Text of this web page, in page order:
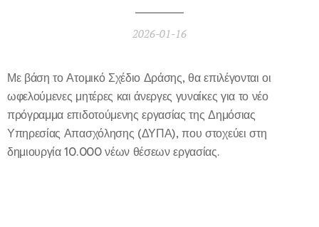
2026-01-16
Με βάση το Ατομικό Σχέδιο Δράσης, θα επιλέγονται οι
ωφελούμενες μητέρες και άνεργες γυναίκες για το νέο
πρόγραμμα επιδοτούμενης εργασίας της Δημόσιας
Υπηρεσίας Απασχόλησης (ΔΥΠΑ), που στοχεύει στη
δημιουργία 10.000 νέων θέσεων εργασίας.